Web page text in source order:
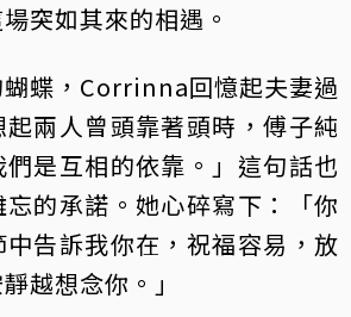
突如其來的相遇。
蝶，Corrinna回憶起夫妻過
兩人曾頭靠著頭時，傅子純
是互相的依靠。」這句話也
的承諾。她心碎寫下：「你
告訴我你在，祝福容易，放
越想念你。」